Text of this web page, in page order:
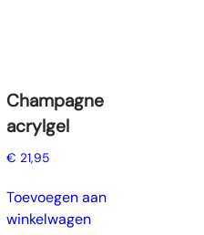
Champagne
acrylgel
€ 21,95
Toevoegen aan
winkelwagen